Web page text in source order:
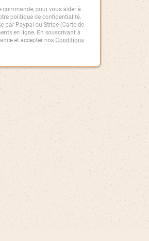
commande, pour vous aider à
politique de confidentialité.
par Paypal ou Stripe (Carte de
en ligne. En souscrivant à
et accepter nos Conditions